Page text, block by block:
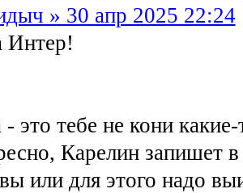
» 30 апр 2025 22:24
Интер!
- это тебе не кони
Карелин запишет
или для этого надо